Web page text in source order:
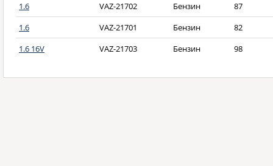
1.6
VAZ-21702 Бензин
87
1.6
VAZ-21701 Бензин
82
1.6 16V
VAZ-21703 Бензин 98